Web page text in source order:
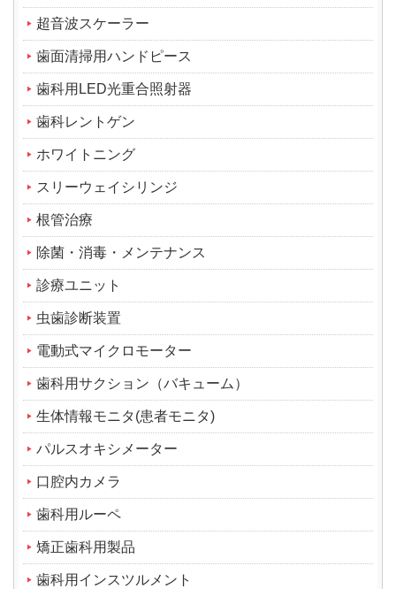
超音波スケーラー
歯面清掃用ハンドピース
歯科用LED光重合照射器
歯科レントゲン
ホワイトニング
スリーウェイシリンジ
根管治療
除菌・消毒・メンテナンス
診療ユニット
虫歯診断装置
電動式マイクロモーター
歯科用サクション（バキューム）
生体情報モニタ(患者モニタ)
パルスオキシメーター
口腔内カメラ
歯科用ルーペ
矯正歯科用製品
歯科用インスツルメント